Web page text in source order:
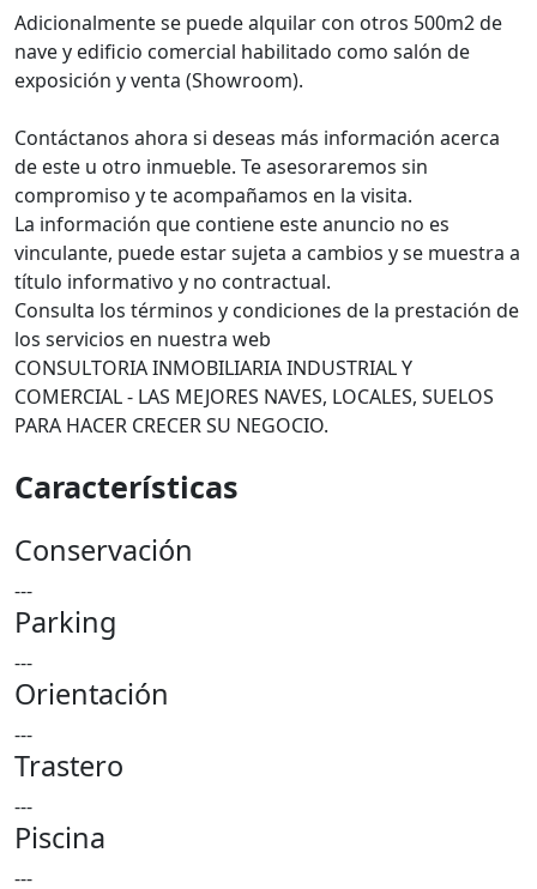
Adicionalmente se puede alquilar con otros 500m2 de
nave y edificio comercial habilitado como salón de
exposición y venta (Showroom).
Contáctanos ahora si deseas más información acerca
de este u otro inmueble. Te asesoraremos sin
compromiso y te acompañamos en la visita.
La información que contiene este anuncio no es
vinculante, puede estar sujeta a cambios y se muestra a
título informativo y no contractual.
Consulta los términos y condiciones de la prestación de
los servicios en nuestra web
CONSULTORIA INMOBILIARIA INDUSTRIAL Y
COMERCIAL - LAS MEJORES NAVES, LOCALES, SUELOS
PARA HACER CRECER SU NEGOCIO.
Características
Conservación
---
Parking
---
Orientación
---
Trastero
---
Piscina
---